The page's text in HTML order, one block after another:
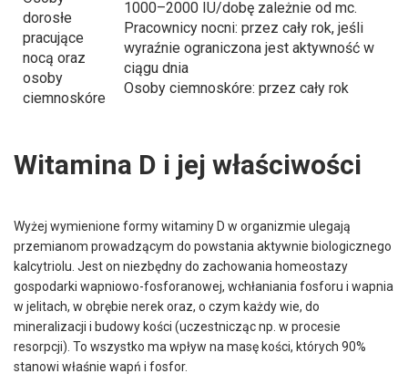
dorosłe
pracujące
nocą oraz
osoby
ciemnoskóre
1000–2000 IU/dobę zależnie od mc.
Pracownicy nocni: przez cały rok, jeśli
wyraźnie ograniczona jest aktywność w
ciągu dnia
Osoby ciemnoskóre: przez cały rok
Witamina D i jej właściwości
Wyżej wymienione formy witaminy D w organizmie ulegają
przemianom prowadzącym do powstania aktywnie biologicznego
kalcytriolu. Jest on niezbędny do zachowania homeostazy
gospodarki wapniowo-fosforanowej, wchłaniania fosforu i wapnia
w jelitach, w obrębie nerek oraz, o czym każdy wie, do
mineralizacji i budowy kości (uczestnicząc np. w procesie
resorpcji). To wszystko ma wpływ na masę kości, których 90%
stanowi właśnie wapń i fosfor.